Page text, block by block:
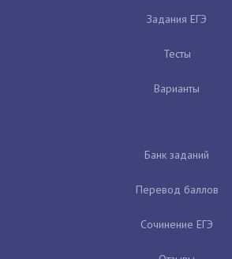
Задания ЕГЭ
Тесты
Варианты
Банк заданий
Перевод баллов
Сочинение ЕГЭ